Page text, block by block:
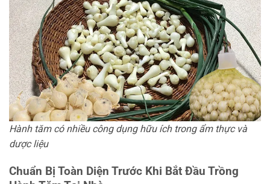
Hành tăm có nhiều công dụng hữu ích trong ẩm thực và
dược liệu
Chuẩn Bị Toàn Diện Trước Khi Bắt Đầu Trồng